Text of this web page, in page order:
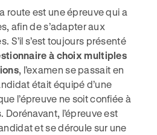
route est une épreuve qui a
afin de s’adapter aux
S’il s’est toujours présenté
à choix multiples
, l’examen se passait en
était équipé d’une
l’épreuve ne soit confiée à
l’épreuve est
et se déroule sur une